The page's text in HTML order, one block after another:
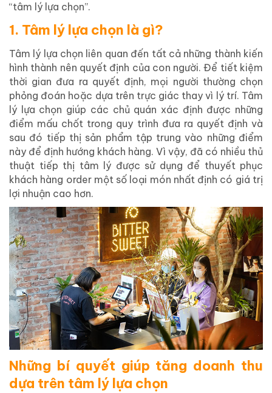
“tâm lý lựa chọn”.
1. Tâm lý lựa chọn là gì?
Tâm lý lựa chọn liên quan đến tất cả những thành kiến
hình thành nên quyết định của con người. Để tiết kiệm
thời gian đưa ra quyết định, mọi người thường chọn
phỏng đoán hoặc dựa trên trực giác thay vì lý trí. Tâm
lý lựa chọn giúp các chủ quán xác định được những
điểm mấu chốt trong quy trình đưa ra quyết định và
sau đó tiếp thị sản phẩm tập trung vào những điểm
này để định hướng khách hàng. Vì vậy, đã có nhiều thủ
thuật tiếp thị tâm lý được sử dụng để thuyết phục
khách hàng order một số loại món nhất định có giá trị
lợi nhuận cao hơn.
Những bí quyết giúp tăng doanh thu
dựa trên tâm lý lựa chọn